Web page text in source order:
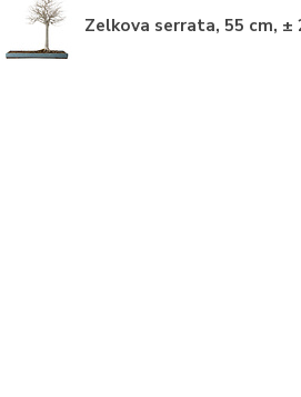
Zelkova serrata, 55 cm, ±